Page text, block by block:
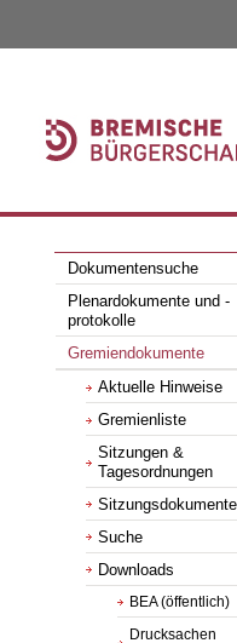
Dokumentensuche
Plenardokumente und -
protokolle
Gremiendokumente
Aktuelle Hinweise
Gremienliste
Sitzungen &
Tagesordnungen
Sitzungsdokumente
Suche
Downloads
BEA (öffentlich)
Drucksachen